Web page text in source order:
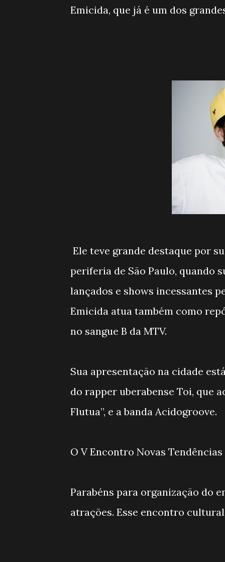
Emicida, que já é um dos
Ele teve grande destaque por
periferia de São Paulo, quando
lançados e shows incessantes
Emicida atua também como
no sangue B da MTV.
Sua apresentação na cidade
do rapper uberabense Toi, que
Flutua”, e a banda Acidogroove.
O V Encontro Novas
Parabéns para organização do
atrações. Esse encontro